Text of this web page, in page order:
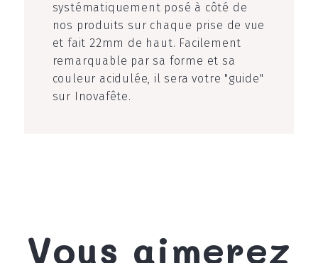
systématiquement posé à côté de
nos produits sur chaque prise de vue
et fait 22mm de haut. Facilement
remarquable par sa forme et sa
couleur acidulée, il sera votre "guide"
sur Inovafête.
Vous aimerez